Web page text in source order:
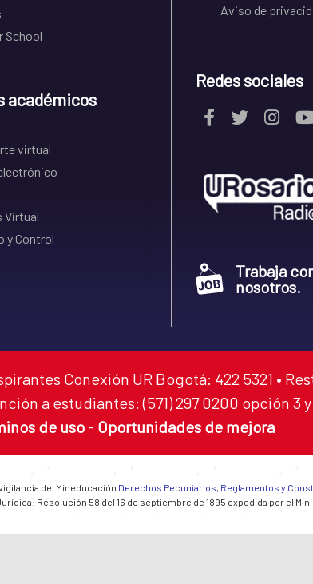
School
académicos
virtual
Virtual
y Control
Aviso de
Redes sociales
Trabaja
nosotros.
Conexión UR Bogotá: 422 5321 •
a estudiantes: (571) 297 0200 opción 3
de uso - Oportunidades de mejora
del Mineducación Derechos Pecuniarios, Reglamentos y
Resolución 58 del 16 de septiembre de 1895 expedida por el